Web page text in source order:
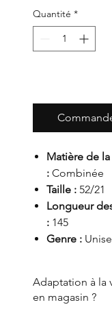
Quantité *
Matière de
: Combinée
Taille : 52/21
Longueur
: 145
Genre :
Adaptation à la
en magasin ?